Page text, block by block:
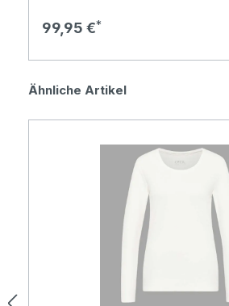
Regulärer Preis:
99,95 €
Produktgalerie überspringen
Ähnliche Artikel